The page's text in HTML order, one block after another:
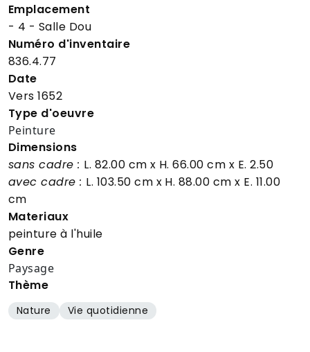
Emplacement
- 4 - Salle Dou
Numéro d'inventaire
836.4.77
Date
Vers 1652
Type d'oeuvre
Peinture
Dimensions
sans cadre : L. 82.00 cmx H. 66.00 cm x E. 2.50
avec cadre : L. 103.50 cm x H. 88.00 cmx E. 11.00
cm
Materiaux
peinture à l'huile
Genre
Paysage
Thème
Nature Vie quotidienne